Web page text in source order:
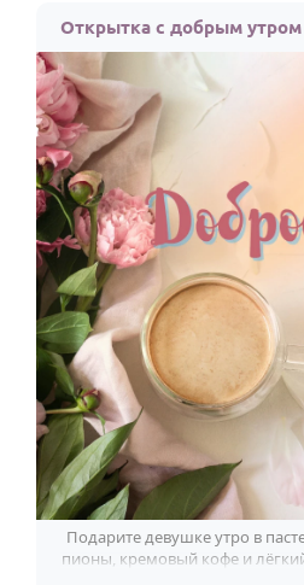
Открытка с добрым
Подарите девушке утро в
пионы, кремовый кофе и